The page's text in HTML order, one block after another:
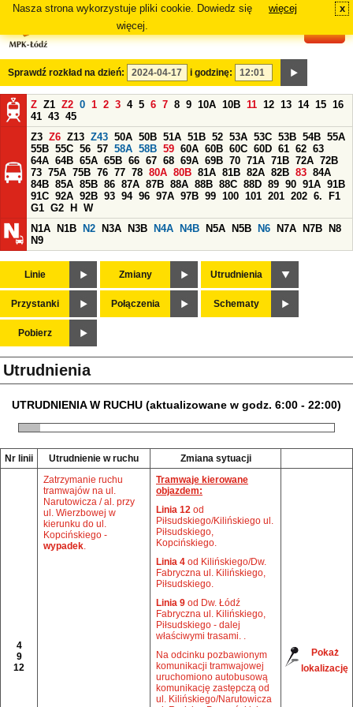
Nasza strona wykorzystuje pliki cookie. Dowiedz się
więcej.
więcej x
Sprawdź rozkład na dzień: i godzinę:
Z Z1 Z2 0 1 2 3 4 5 6 7 8 9 10A 10B 11 12 13 14 15 16
41 43 45
Z3 Z6 Z13 Z43 50A 50B 51A 51B 52 53A 53C 53B 54B 55A
55B 55C 56 57 58A 58B 59 60A 60B 60C 60D 61 62 63
64A 64B 65A 65B 66 67 68 69A 69B 70 71A 71B 72A 72B
73 75A 75B 76 77 78 80A 80B 81A 81B 82A 82B 83 84A
84B 85A 85B 86 87A 87B 88A 88B 88C 88D 89 90 91A 91B
91C 92A 92B 93 94 96 97A 97B 99 100 101 201 202 6.
F1
G1 G2 H
W
N1A
N1B N2 N3A N3B N4A N4B N5A N5B N6 N7A N7B
N8
N9
Linie Zmiany Utrudnienia
Przystanki Połączenia Schematy
Pobierz
Utrudnienia
UTRUDNIENIA W RUCHU (aktualizowane w godz. 6:00 - 22:00)
Nr linii Utrudnienie w ruchu Zmiana sytuacji
4
9
12
Zatrzymanie ruchu
tramwajów na ul.
Narutowicza / al. przy
ul. Wierzbowej w
kierunku do ul.
Kopcińskiego -
wypadek.
Tramwaje kierowane
objazdem:
Linia 12 od
Piłsudskiego/Kilińskiego ul.
Piłsudskiego,
Kopcińskiego.
Linia 4 od Kilińskiego/Dw.
Fabryczna ul. Kilińskiego,
Piłsudskiego.
Linia 9 od Dw. Łódź
Fabryczna ul. Kilińskiego,
Piłsudskiego - dalej
właściwymi trasami. .
Na odcinku pozbawionym
komunikacji tramwajowej
uruchomiono autobusową
komunikację zastępczą od
ul. Kilińskiego/Narutowicza
Pokaż
lokalizację